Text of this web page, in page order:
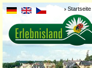
Startseite